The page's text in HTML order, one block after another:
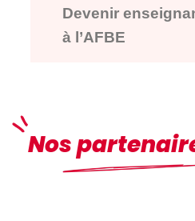
Devenir
à l’AFBE
Nos